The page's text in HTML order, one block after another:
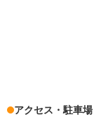
アクセス・駐車場